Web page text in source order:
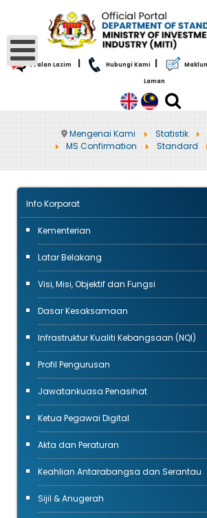
Soalan Lazim Hubungi Kami|
Laman
Mengenai Kami Statistik
MS Confirmation
Standard
Info Korporat
Kementerian
Latar Belakang
Visi, Misi, Objektif dan Fungsi
Dasar Kesaksamaan
Infrastruktur Kualiti Kebangsaan (NQI)
Profil Pengurusan
Jawatankuasa Penasihat
Ketua Pegawai Digital
Akta dan Peraturan
Keahlian Antarabangsa dan Serantau
Sijil & Anugerah